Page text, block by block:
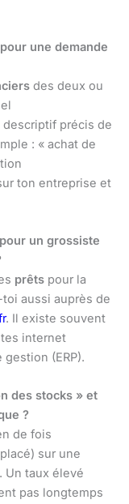
une demande
des deux ou
descriptif précis de
: « achat de
ton entreprise et
un grossiste
prêts pour la
aussi auprès de
. Il existe souvent
internet
(ERP).
des stocks » et
?
de fois
sur une
Un taux élevé
pas longtemps